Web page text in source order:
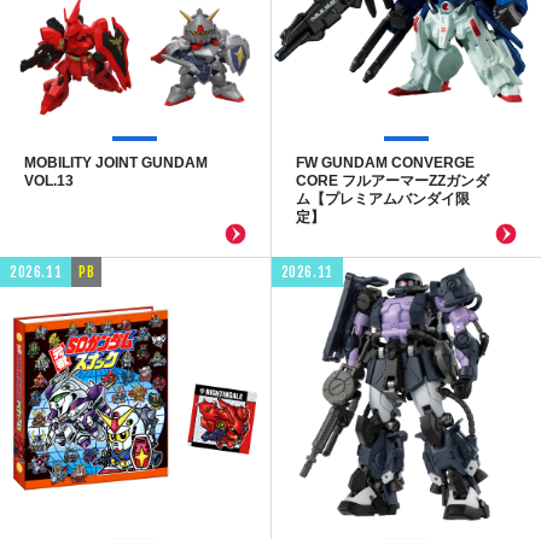
MOBILITY JOINT GUNDAM
VOL.13
FW GUNDAM CONVERGE
CORE フルアーマーZZガンダ
ム【プレミアムバンダイ限
定】
2026.11 PB 2026.11